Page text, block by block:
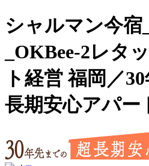
シャルマン今宿
_OKBee-2レタ
ト経営 福岡／
長期安心アパー